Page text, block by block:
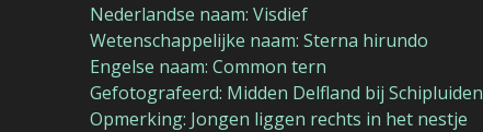
Nederlandse naam: Visdief
Wetenschappelijke naam: Sterna hirundo
Engelse naam: Common tern
Gefotografeerd: Midden Delfland bij Schipluiden
Opmerking: Jongen liggen rechts in het nestje